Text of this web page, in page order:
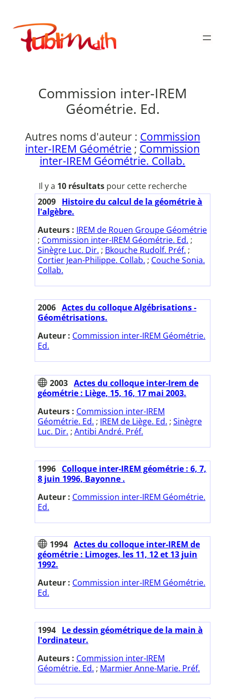
contenu
Publimath
Commission inter-IREM
Géométrie. Ed.
Autres noms d'auteur : Commission
inter-IREM Géométrie ; Commission
inter-IREM Géométrie. Collab.
Il y a 10 résultatspour cette recherche
2009 Histoire du calcul de la géométrie à
l'algèbre.
Auteurs : IREM de Rouen Groupe Géométrie
; Commission inter-IREM Géométrie. Ed. ;
Sinègre Luc. Dir. ; Bkouche Rudolf. Préf. ;
Cortier Jean-Philippe. Collab. ; Couche Sonia.
Collab.
2006 Actes du colloque Algébrisations -
Géométrisations.
Auteur : Commission inter-IREM Géométrie.
Ed.
2003 Actes du colloque inter-Irem de
géométrie : Liège, 15, 16, 17 mai 2003.
Auteurs : Commission inter-IREM
Géométrie. Ed. ; IREM de Liège. Ed. ; Sinègre
Luc. Dir. ; Antibi André. Préf.
1996 Colloque inter-IREM géométrie : 6, 7,
8 juin 1996, Bayonne .
Auteur : Commission inter-IREM Géométrie.
Ed.
1994 Actes du colloque inter-IREM de
géométrie : Limoges, les 11, 12 et 13 juin
1992.
Auteur : Commission inter-IREM Géométrie.
Ed.
1994 Le dessin géométrique de la main à
l'ordinateur.
Auteurs : Commission inter-IREM
Géométrie. Ed. ; Marmier Anne-Marie. Préf.